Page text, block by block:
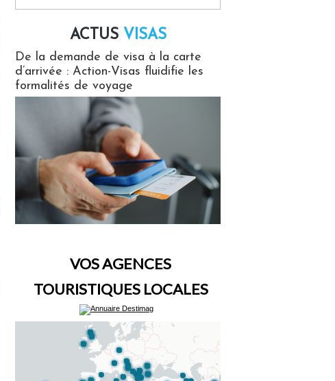
ACTUS VISAS
De la demande de visa à la carte
d’arrivée : Action-Visas fluidifie les
formalités de voyage
VOS AGENCES
TOURISTIQUES LOCALES